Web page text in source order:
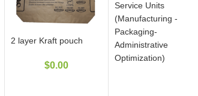
2 layer Kraft pouch
$0.00
Service Units
(Manufacturing -
Packaging-
Administrative
Optimization)